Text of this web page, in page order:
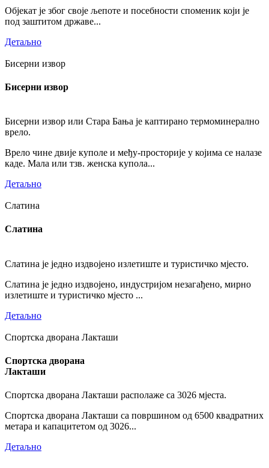
Објекат је због своје љепоте и посебности споменик који је
под заштитом државе...
Детаљно
Бисерни извор
Бисерни извор
Бисерни извор или Стара Бања је каптирано термоминерално
врело.
Врело чине двије куполе и међу-просторије у којима се налазе
каде. Мала или тзв. женска купола...
Детаљно
Слатина
Слатина
Слатина је једно издвојено излетиште и туристичко мјесто.
Слатина је једно издвојено, индустријом незагађено, мирно
излетиште и туристичко мјесто ...
Детаљно
Спортска дворана Лакташи
Спортска дворана
Лакташи
Спортска дворана Лакташи располаже са 3026 мјеста.
Спортска дворана Лакташи са површином од 6500 квадратних
метара и капацитетом од 3026...
Детаљно